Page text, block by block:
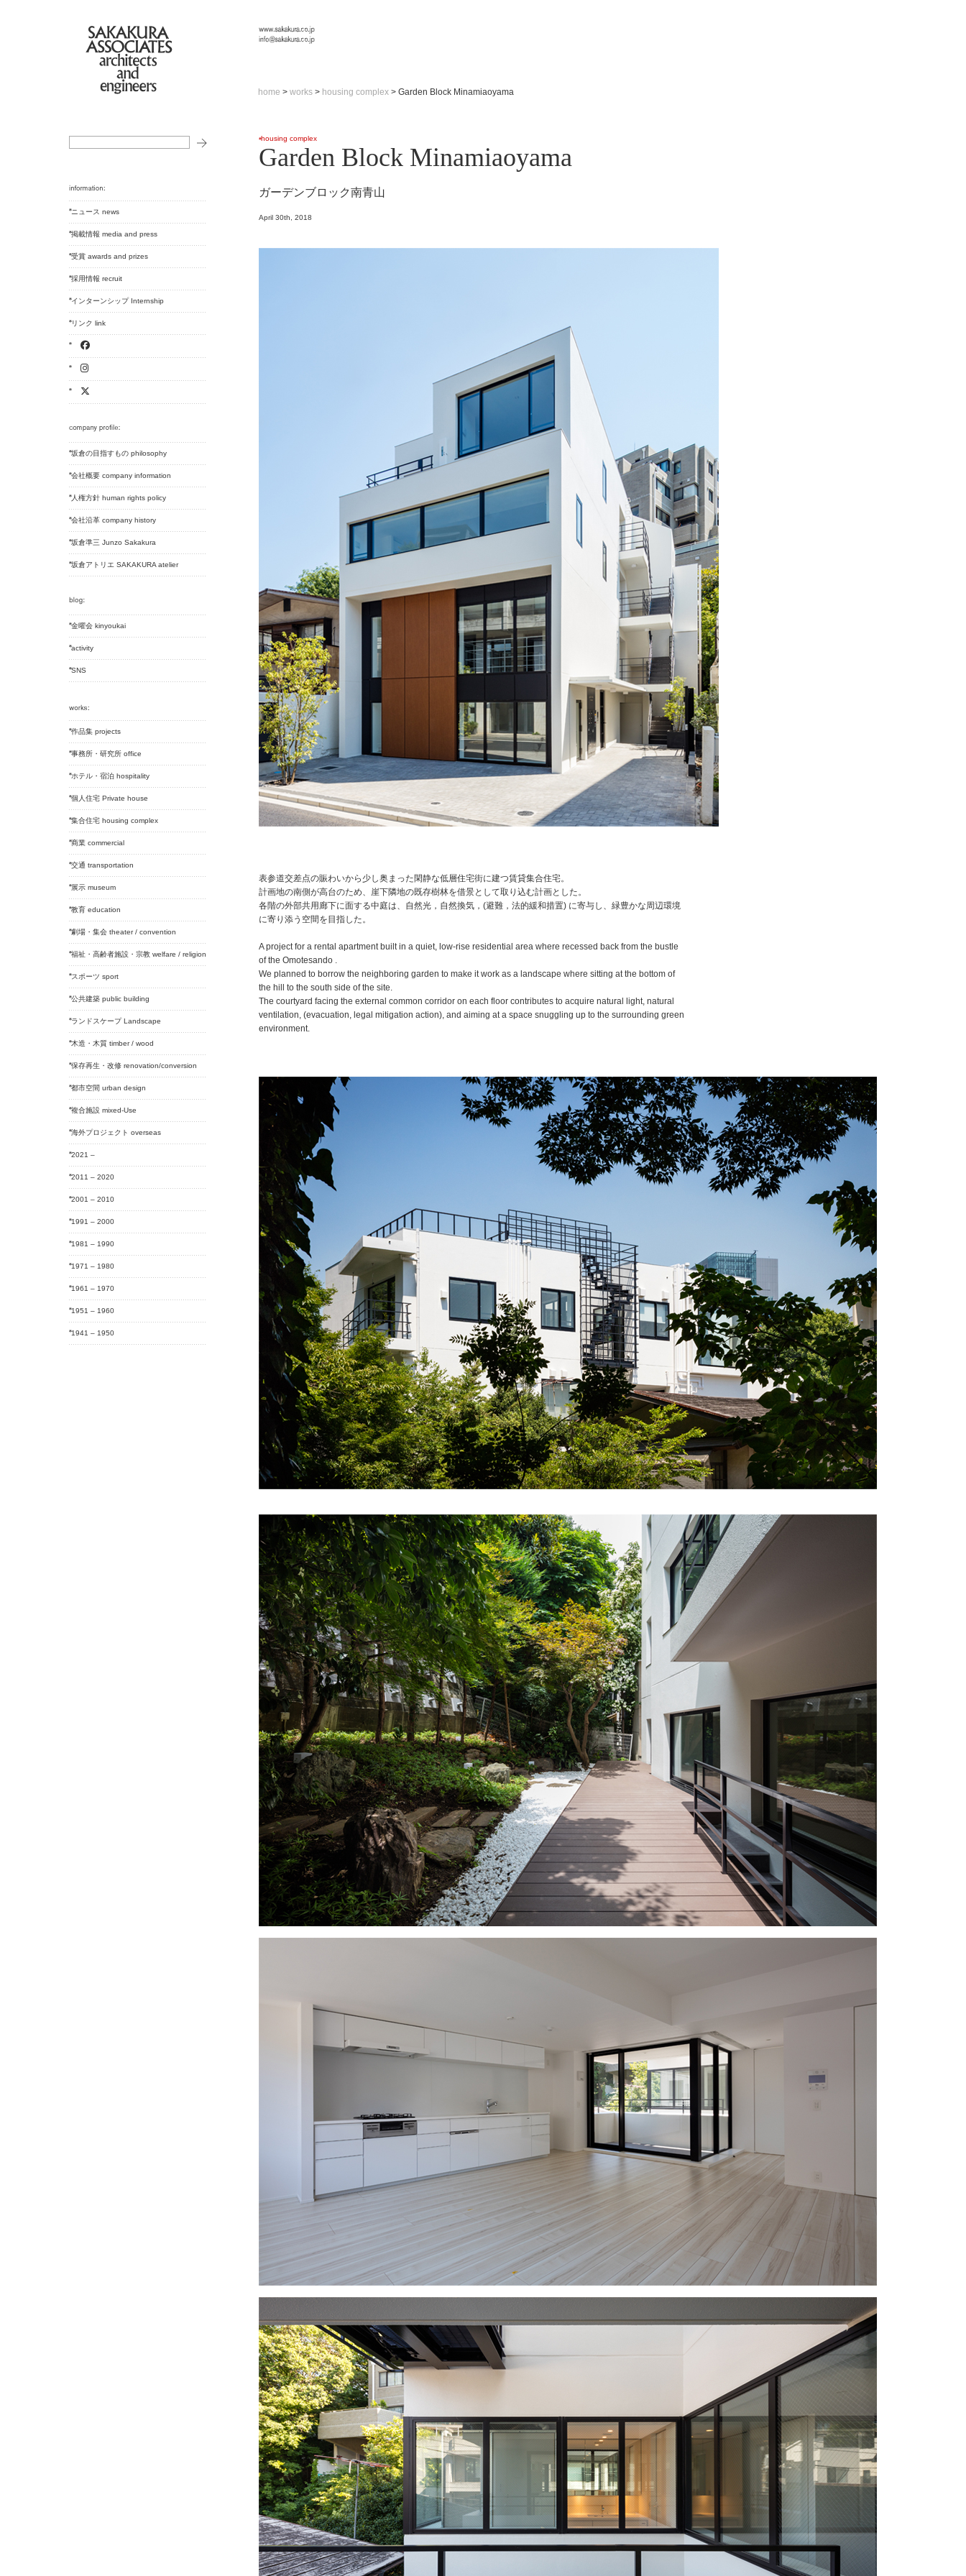
home > works > housing complex > Garden Block Minamiaoyama
ニュース news
掲載情報 media and press
受賞 awards and prizes
採用情報 recruit
インターンシップ Internship
リンク link
坂倉の目指すもの philosophy
会社概要 company information
人権方針 human rights policy
会社沿革 company history
坂倉準三 Junzo Sakakura
坂倉アトリエ SAKAKURA atelier
金曜会 kinyoukai
activity
SNS
作品集 projects
事務所・研究所 office
ホテル・宿泊 hospitality
個人住宅 Private house
集合住宅 housing complex
商業 commercial
交通 transportation
展示 museum
教育 education
劇場・集会 theater / convention
福祉・高齢者施設・宗教 welfare / religion
スポーツ sport
公共建築 public building
ランドスケープ Landscape
木造・木質 timber / wood
保存再生・改修 renovation/conversion
都市空間 urban design
複合施設 mixed-Use
海外プロジェクト overseas
2021 –
2011 – 2020
2001 – 2010
1991 – 2000
1981 – 1990
1971 – 1980
1961 – 1970
1951 – 1960
1941 – 1950
housing complex
Garden Block Minamiaoyama
ガーデンブロック南青山
April 30th, 2018
表参道交差点の賑わいから少し奥まった閑静な低層住宅街に建つ賃貸集合住宅。
計画地の南側が高台のため、崖下隣地の既存樹林を借景として取り込む計画とした。
各階の外部共用廊下に面する中庭は、自然光，自然換気，(避難，法的緩和措置) に寄与し、緑豊かな周辺環境
に寄り添う空間を目指した。
A project for a rental apartment built in a quiet, low-rise residential area where recessed back from the bustle
of the Omotesando .
We planned to borrow the neighboring garden to make it work as a landscape where sitting at the bottom of
the hill to the south side of the site.
The courtyard facing the external common corridor on each floor contributes to acquire natural light, natural
ventilation, (evacuation, legal mitigation action), and aiming at a space snuggling up to the surrounding green
environment.